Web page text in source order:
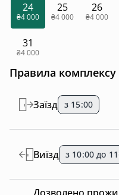
24
₴4 000
25
₴4 000
26
₴4 000
31
₴4 000
Правила комплексу
Заїзд з 15:00
Виїзд з 10:00 до